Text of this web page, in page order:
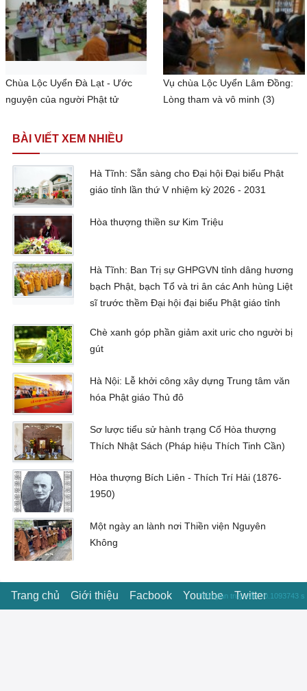
Chùa Lộc Uyển Đà Lạt - Ước
nguyện của người Phật tử
Vụ chùa Lộc Uyển Lâm Đồng:
Lòng tham và vô minh (3)
BÀI VIẾT XEM NHIỀU
Hà Tĩnh: Sẵn sàng cho Đại hội Đại biểu Phật
giáo tỉnh lần thứ V nhiệm kỳ 2026 - 2031
Hòa thượng thiền sư Kim Triệu
Hà Tĩnh: Ban Trị sự GHPGVN tỉnh dâng hương
bạch Phật, bạch Tổ và tri ân các Anh hùng Liệt
sĩ trước thềm Đại hội đại biểu Phật giáo tỉnh
Chè xanh góp phần giảm axit uric cho người bị
gút
Hà Nội: Lễ khởi công xây dựng Trung tâm văn
hóa Phật giáo Thủ đô
Sơ lược tiểu sử hành trạng Cố Hòa thượng
Thích Nhật Sách (Pháp hiệu Thích Tinh Cần)
Hòa thượng Bích Liên - Thích Trí Hải (1876-
1950)
Một ngày an lành nơi Thiền viện Nguyên
Không
Trang chủ Giới thiệu Facbook Youtube Twitter
Thời gian truy vấn : 0.1093743 s